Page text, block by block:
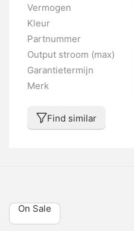
Vermogen
Kleur
Partnummer
Output stroom (max)
Garantietermijn
Merk
Find similar
On Sale